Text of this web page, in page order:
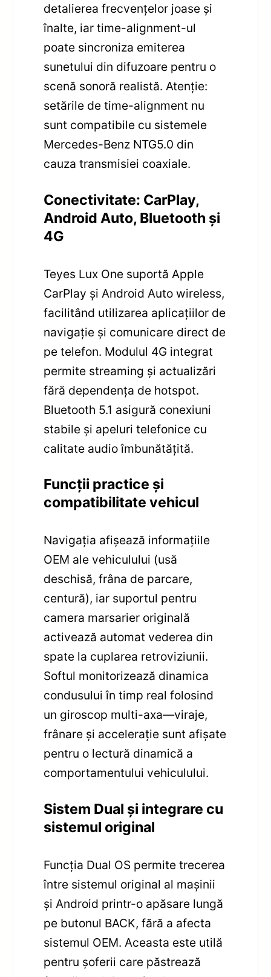
detalierea frecvențelor joase și
înalte, iar time-alignment-ul
poate sincroniza emiterea
sunetului din difuzoare pentru o
scenă sonoră realistă. Atenție:
setările de time-alignment nu
sunt compatibile cu sistemele
Mercedes-Benz NTG5.0 din
cauza transmisiei coaxiale.
Conectivitate: CarPlay,
Android Auto, Bluetooth și
4G
Teyes Lux One suportă Apple
CarPlay și Android Auto wireless,
facilitând utilizarea aplicațiilor de
navigație și comunicare direct de
pe telefon. Modulul 4G integrat
permite streaming și actualizări
fără dependența de hotspot.
Bluetooth 5.1 asigură conexiuni
stabile și apeluri telefonice cu
calitate audio îmbunătățită.
Funcții practice și
compatibilitate vehicul
Navigația afișează informațiile
OEM ale vehiculului (usă
deschisă, frâna de parcare,
centură), iar suportul pentru
camera marsarier originală
activează automat vederea din
spate la cuplarea retroviziunii.
Softul monitorizează dinamica
condusului în timp real folosind
un giroscop multi-axa—viraje,
frânare și accelerație sunt afișate
pentru o lectură dinamică a
comportamentului vehiculului.
Sistem Dual și integrare cu
sistemul original
Funcția Dual OS permite trecerea
între sistemul original al mașinii
și Android printr-o apăsare lungă
pe butonul BACK, fără a afecta
sistemul OEM. Aceasta este utilă
pentru șoferii care păstrează